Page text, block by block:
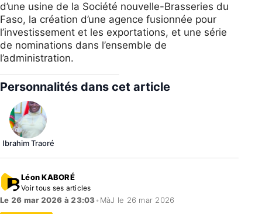
d’une usine de la Société nouvelle-Brasseries du
Faso, la création d’une agence fusionnée pour
l’investissement et les exportations, et une série
de nominations dans l’ensemble de
l’administration.
Personnalités dans cet article
Ibrahim Traoré
Léon KABORÉ
Voir tous ses articles
Le 26 mar 2026 à 23:03• MàJ le 26 mar 2026